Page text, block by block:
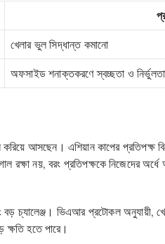
খেলার ভুল সিদ্ধান্ত কমানো
অফসাইড শনাক্তকরণে স্বচ্ছতা ও
করিয়ে আসছেন। এশিয়ান কাপের
নয়, বরং প্রতিপক্ষকে নিজেদের
বড় চ্যালেঞ্জ। ভিএআর প্রটোকল অনুযায়ী,
ক্ষতি হতে পারে।